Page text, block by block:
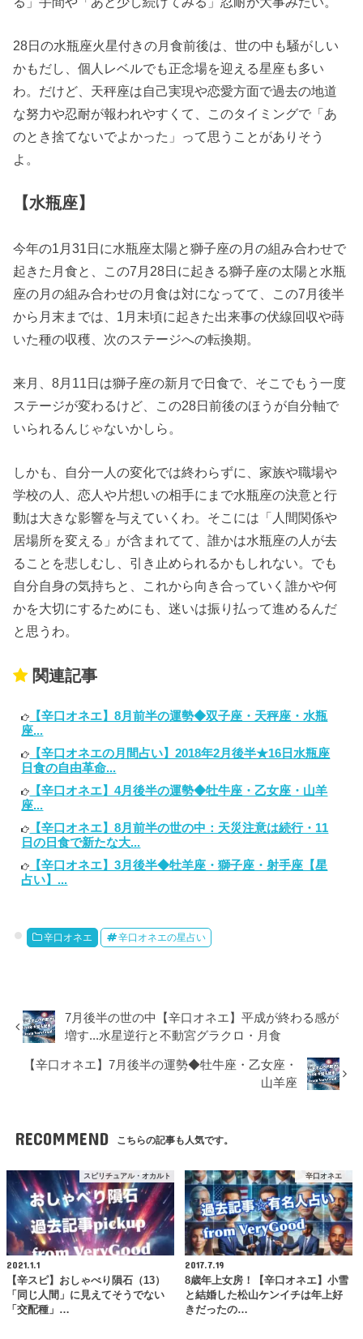
28日の水瓶座火星付きの月食前後は、世の中も騒がしい
かもだし、個人レベルでも正念場を迎える星座も多い
わ。だけど、天秤座は自己実現や恋愛方面で過去の地道
な努力や忍耐が報われやすくて、このタイミングで「あ
のとき捨てないでよかった」って思うことがありそう
よ。
【水瓶座】
今年の1月31日に水瓶座太陽と獅子座の月の組み合わせで
起きた月食と、この7月28日に起きる獅子座の太陽と水瓶
座の月の組み合わせの月食は対になってて、この7月後半
から月末までは、1月末頃に起きた出来事の伏線回収や蒔
いた種の収穫、次のステージへの転換期。
来月、8月11日は獅子座の新月で日食で、そこでもう一度
ステージが変わるけど、この28日前後のほうが自分軸で
いられるんじゃないかしら。
しかも、自分一人の変化では終わらずに、家族や職場や
学校の人、恋人や片想いの相手にまで水瓶座の決意と行
動は大きな影響を与えていくわ。そこには「人間関係や
居場所を変える」が含まれてて、誰かは水瓶座の人が去
ることを悲しむし、引き止められるかもしれない。でも
自分自身の気持ちと、これから向き合っていく誰かや何
かを大切にするためにも、迷いは振り払って進めるんだ
と思うわ。
関連記事
【辛口オネエ】8月前半の運勢◆双子座・天秤座・水瓶
座...
【辛口オネエの月間占い】2018年2月後半★16日水瓶座
日食の自由革命...
【辛口オネエ】4月後半の運勢◆牡牛座・乙女座・山羊
座...
【辛口オネエ】8月前半の世の中：天災注意は続行・11
日の日食で新たな大...
【辛口オネエ】3月後半◆牡羊座・獅子座・射手座【星
占い】...
辛口オネエ 辛口オネエの星占い
7月後半の世の中【辛口オネエ】平成が終わる感が
増す...水星逆行と不動宮グラクロ・月食
【辛口オネエ】7月後半の運勢◆牡牛座・乙女座・
山羊座
RECOMMEND こちらの記事も人気です。
スピリチュアル・オカルト
2021.1.1
【辛スピ】おしゃべり隕石（13）
「同じ人間」に見えてそうでない
「交配種」…
辛口オネエ
2017.7.19
8歳年上女房！【辛口オネエ】小雪
と結婚した松山ケンイチは年上好
きだったの…